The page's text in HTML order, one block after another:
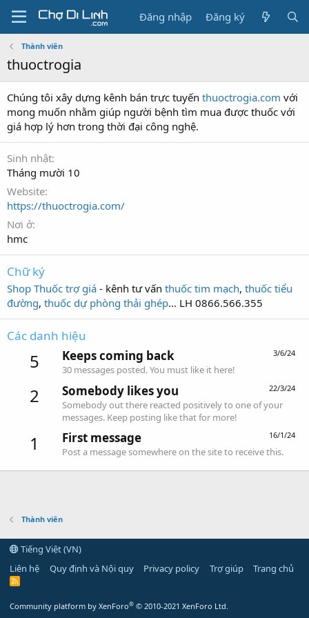
Đăng nhập Đăng ký
Thành viên
thuoctrogia
Chúng tôi xây dựng kênh bán trực tuyến thuoctrogia.com với
mong muốn nhằm giúp người bệnh tìm mua được thuốc với
giá hợp lý hơn trong thời đại công nghệ.
Sinh nhật
Tháng mười 10
Website
https://thuoctrogia.com/
Nơi ở
hmc
Chữ ký
Shop Thuốc trợ giá - kênh tư vấn thuốc tim mạch, thuốc tiểu
đường, thuốc dự phòng thải ghép... LH 0866.566.355
Các danh hiệu
5 3/6/24
Keeps coming back
30 messages posted. You must like it here!
2 22/3/24
Somebody likes you
Somebody out there reacted positively to one of your
messages. Keep posting like that for more!
1 16/1/24
First message
Post a message somewhere on the site to receive this.
Thành viên
Tiếng Việt (VN)
Liên hệ
Quy định và Nội quy Privacy policy Trợ giúp Trang chủ
R
Community platform by XenForo® © 2010-2021 XenForo Ltd.